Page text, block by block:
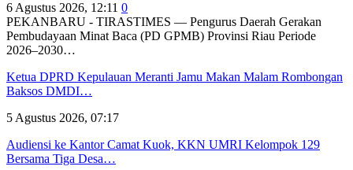
6 Agustus 2026, 12:11 0
PEKANBARU - TIRASTIMES — Pengurus Daerah Gerakan
Pembudayaan Minat Baca (PD GPMB) Provinsi Riau Periode
2026–2030…
Ketua DPRD Kepulauan Meranti Jamu Makan Malam Rombongan
Baksos DMDI…
5 Agustus 2026, 07:17
Audiensi ke Kantor Camat Kuok, KKN UMRI Kelompok 129
Bersama Tiga Desa…